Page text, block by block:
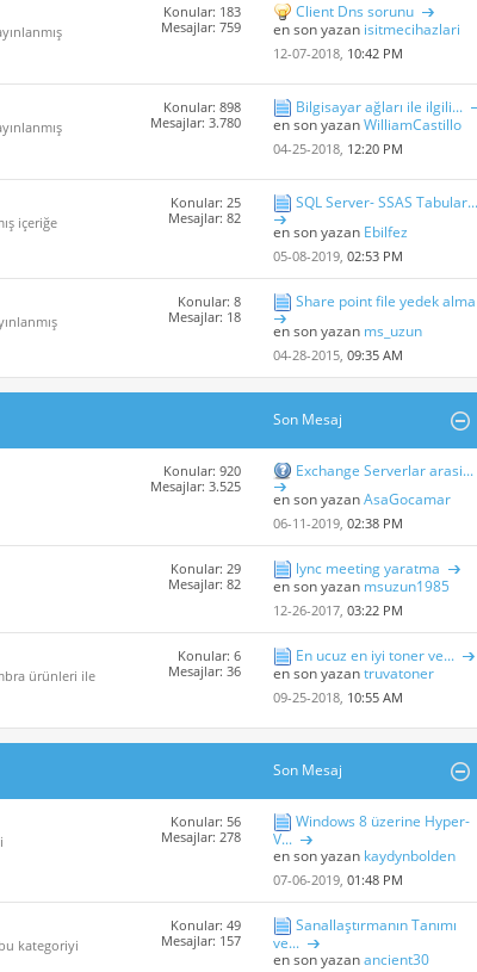
Konular: 183
Mesajlar: 759
Client Dns sorunu
en son yazan isitmecihazlari
12-07-2018, 10:42 PM
Konular: 898
Mesajlar: 3.780
Bilgisayar ağları ile ilgili...
en son yazanWilliamCastillo
04-25-2018, 12:20 PM
içeriğe
Konular: 25
Mesajlar: 82
SQL Server- SSAS Tabular...
en son yazan Ebilfez
05-08-2019, 02:53 PM
Konular: 8
Mesajlar: 18
Share point file yedek alma
en son yazan ms_uzun
04-28-2015, 09:35 AM
Son Mesaj
Konular: 920
Mesajlar: 3.525
Exchange Serverlar arasi...
en son yazanAsaGocamar
06-11-2019, 02:38 PM
Konular: 29
Mesajlar: 82
lync meeting yaratma
en son yazan msuzun1985
12-26-2017, 03:22 PM
ürünleri ile
Konular: 6
Mesajlar: 36
En ucuz en iyi toner ve...
en son yazantruvatoner
09-25-2018, 10:55 AM
Son Mesaj
Konular: 56
Mesajlar: 278
Windows 8 üzerine Hyper-
V...
en son yazan kaydynbolden
07-06-2019, 01:48 PM
kategoriyi
Konular: 49
Mesajlar: 157
Sanallaştırmanın Tanımı
ve...
en son yazanancient30